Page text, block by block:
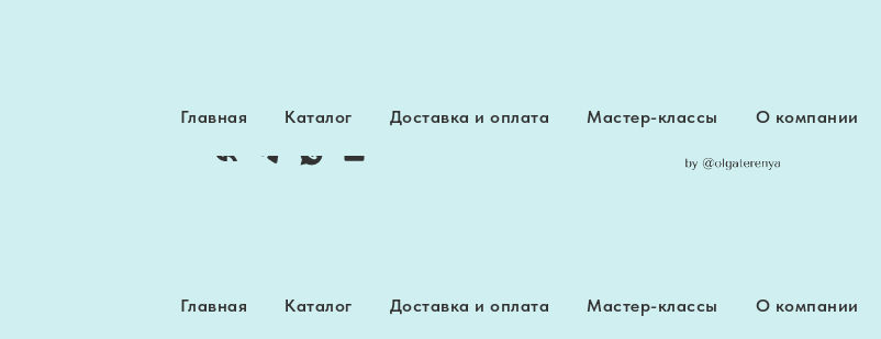
Интернет-магазин пряжи
Главная Каталог Доставка и оплата Мастер-классы О компании
Главная Каталог Доставка и оплата Мастер-классы О компании